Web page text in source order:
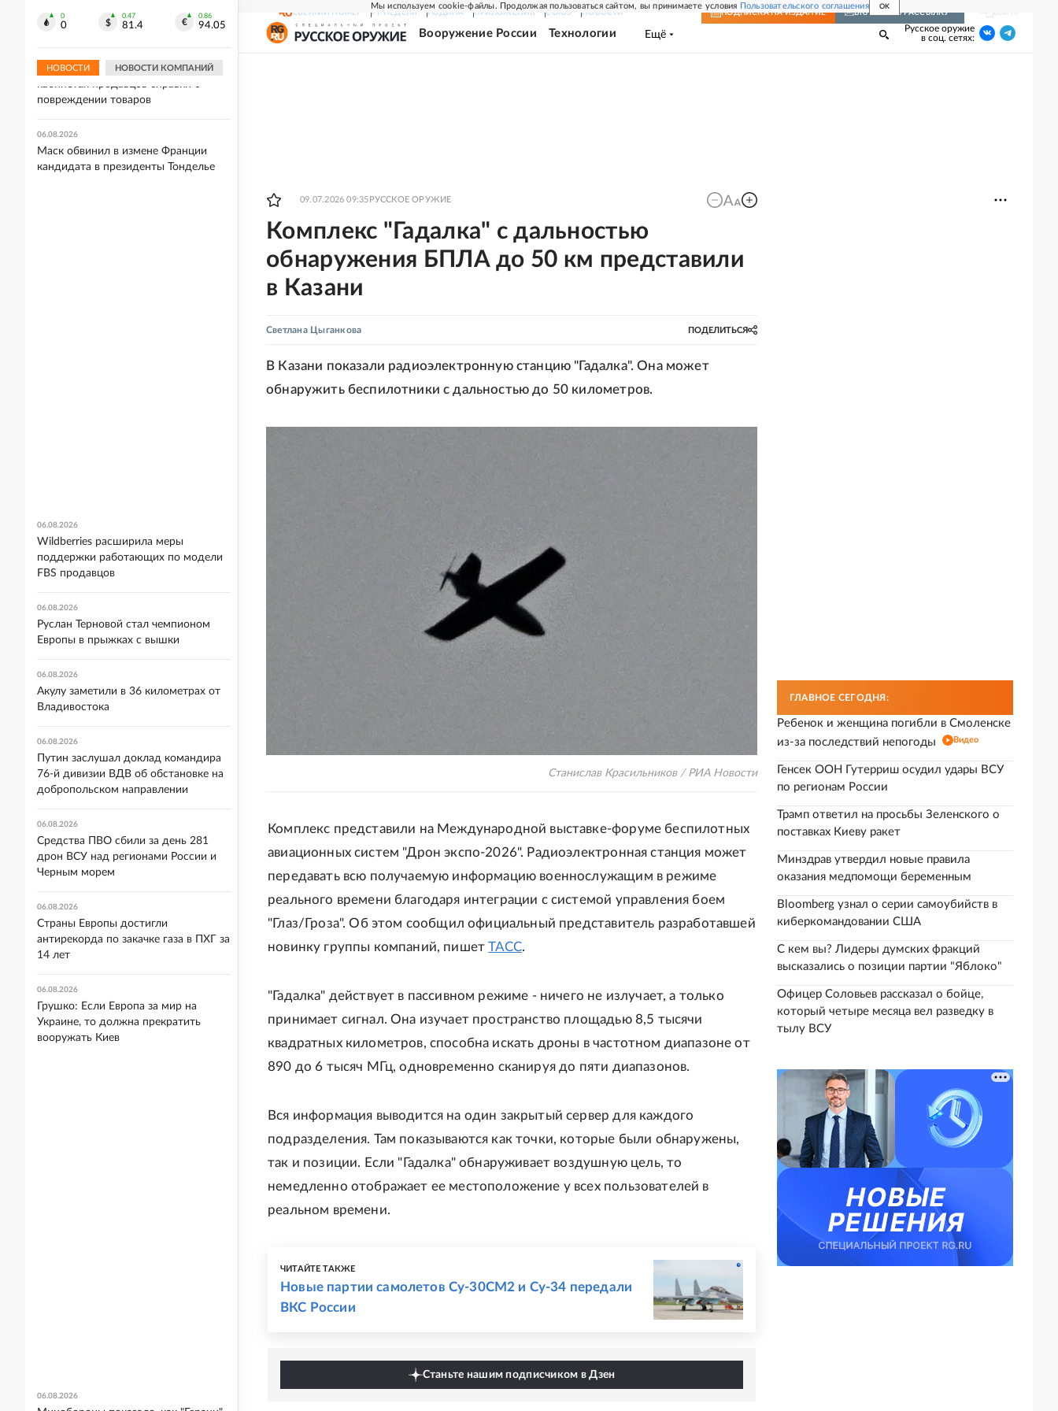
Мы используем cookie-файлы. Продолжая пользоваться сайтом, вы принимаете условия Пользовательского соглашения OK
СВЕЖИЙ НОМЕР РГ-НЕДЕЛЯ РОДИНА ПРИЛОЖЕНИЯ СОЮЗ НОВОСТИ ПОДПИСКА НА ИЗДАНИЕ ВКЛЮЧИТЬ РАССЫЛКУ
Вооружение России Технологии Ещё
Русское оружие
в соц. сетях:
09.07.2026 09:35 РУССКОЕ ОРУЖИЕ
Комплекс "Гадалка" с дальностью
обнаружения БПЛА до 50 км представили
в Казани
Светлана Цыганкова ПОДЕЛИТЬСЯ
В Казани показали радиоэлектронную станцию "Гадалка". Она может
обнаружить беспилотники с дальностью до 50 километров.
Станислав Красильников / РИА Новости
Комплекс представили на Международной выставке-форуме беспилотных
авиационных систем "Дрон экспо-2026". Радиоэлектронная станция может
передавать всю получаемую информацию военнослужащим в режиме
реального времени благодаря интеграции с системой управления боем
"Глаз/Гроза". Об этом сообщил официальный представитель разработавшей
новинку группы компаний, пишетТАСС.
"Гадалка" действует в пассивном режиме - ничего не излучает, а только
принимает сигнал. Она изучает пространство площадью 8,5 тысячи
квадратных километров, способна искать дроны в частотном диапазоне от
890 до 6 тысяч МГц, одновременно сканируя до пяти диапазонов.
Вся информация выводится на один закрытый сервер для каждого
подразделения. Там показываются как точки, которые были обнаружены,
так и позиции. Если "Гадалка" обнаруживает воздушную цель, то
немедленно отображает ее местоположение у всех пользователей в
реальном времени.
ЧИТАЙТЕ ТАКЖЕ
Новые партии самолетов Су-30СМ2 и Су-34 передали
ВКС России
Станьте нашим подписчиком в Дзен
ГЛАВНОЕ СЕГОДНЯ:
Ребенок и женщина погибли в Смоленске
из-за последствий непогоды
Видео
Генсек ООН Гутерриш осудил удары ВСУ
по регионам России
Трамп ответил на просьбы Зеленского о
поставках Киеву ракет
Минздрав утвердил новые правила
оказания медпомощи беременным
Bloomberg узнал о серии самоубийств в
киберкомандовании США
С кем вы? Лидеры думских фракций
высказались о позиции партии "Яблоко"
Офицер Соловьев рассказал о бойце,
который четыре месяца вел разведку в
тылу ВСУ
0
0
0.47
81.4
0.86
94.05
НОВОСТИ НОВОСТИ КОМПАНИЙ
днем лета в Москве
WB начала размещать в личных
кабинетах продавцов справки о
повреждении товаров
06.08.2026
Маск обвинил в измене Франции
кандидата в президенты Тонделье
06.08.2026
Wildberries расширила меры
поддержки работающих по модели
FBS продавцов
06.08.2026
Руслан Терновой стал чемпионом
Европы в прыжках с вышки
06.08.2026
Акулу заметили в 36 километрах от
Владивостока
06.08.2026
Путин заслушал доклад командира
76-й дивизии ВДВ об обстановке на
добропольском направлении
06.08.2026
Средства ПВО сбили за день 281
дрон ВСУ над регионами России и
Черным морем
06.08.2026
Страны Европы достигли
антирекорда по закачке газа в ПХГ за
14 лет
06.08.2026
Грушко: Если Европа за мир на
Украине, то должна прекратить
вооружать Киев
06.08.2026